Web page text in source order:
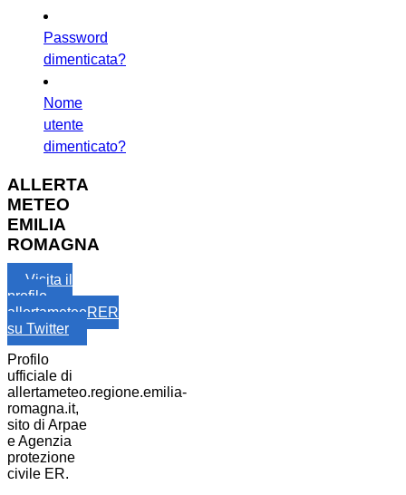
Password
dimenticata?
Nome
utente
dimenticato?
ALLERTA
METEO
EMILIA
ROMAGNA
Visita il
profilo
allertameteoRER
su Twitter
Profilo
ufficiale di
allertameteo.regione.emilia-
romagna.it,
sito di Arpae
e Agenzia
protezione
civile ER.